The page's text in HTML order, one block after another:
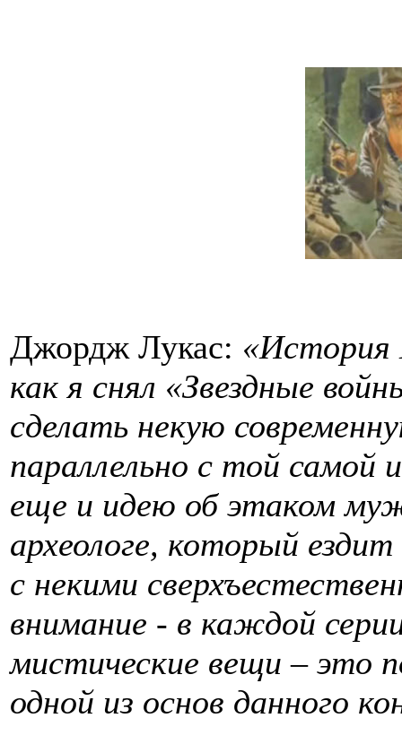
Джордж Лукас: «История
как я снял «Звездные
сделать некую
параллельно с той самой
еще и идею об этаком
археологе, который
с некими
внимание - в каждой
мистические вещи – это
одной из основ данного